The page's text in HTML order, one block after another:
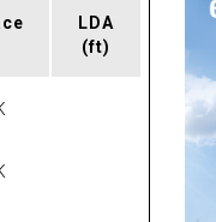
LDA
(ft)